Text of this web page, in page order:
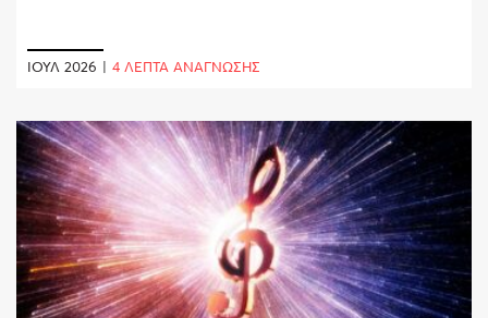
ΙΟΎΛ 2026 | 4 ΛΕΠΤΑ ΑΝΑΓΝΩΣΗΣ